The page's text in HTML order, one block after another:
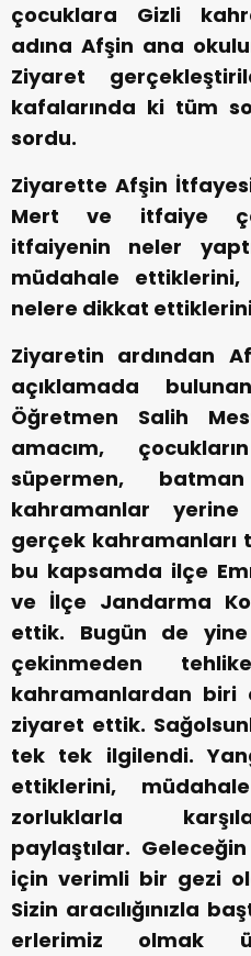
çocuklara Gizli
adına Afşin ana
Ziyaret
kafalarında ki tüm
sordu.
Ziyarette Afşin
Mert ve itfaiye
itfaiyenin neler
müdahale ettiklerini,
nelere dikkat
Ziyaretin ardından
açıklamada
Öğretmen Salih
amacım,
süpermen,
kahramanlar
gerçek kahramanları
bu kapsamda ilçe
ve İlçe Jandarma
ettik. Bugün de
çekinmeden
kahramanlardan biri
ziyaret ettik.
tek tek ilgilendi.
ettiklerini,
zorluklarla
paylaştılar.
için verimli bir gezi
Sizin aracılığınızla
erlerimiz olmak